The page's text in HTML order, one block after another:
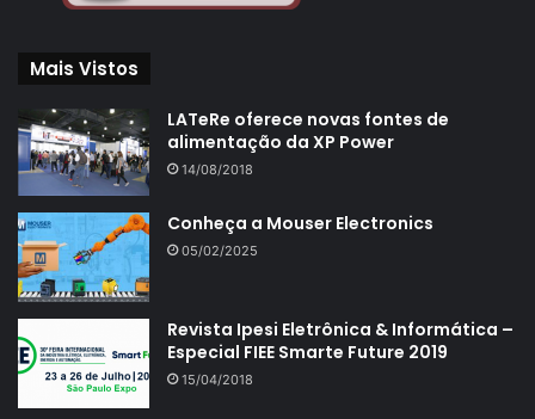
Mais Vistos
LATeRe oferece novas fontes de
alimentação da XP Power
14/08/2018
Conheça a Mouser Electronics
05/02/2025
Revista Ipesi Eletrônica & Informática –
Especial FIEE Smarte Future 2019
15/04/2018